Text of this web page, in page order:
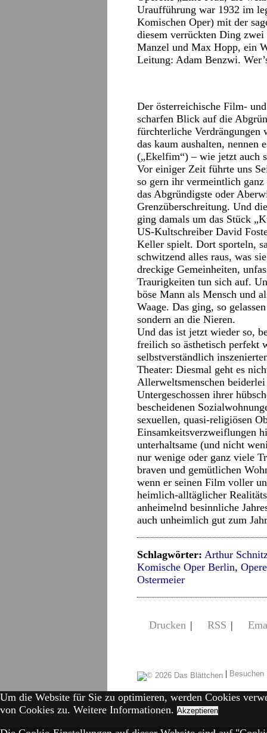
Uraufführung war 1932 im
Komischen Oper) mit der
diesem verrückten Ding
Manzel und Max Hopp, ein
Leitung: Adam Benzwi.
Der österreichische Film-
scharfen Blick auf die
fürchterliche Verdrängungen
das kaum aushalten, nennen
(„Ekelfim“) – wie jetzt auch
Vor einiger Zeit führte uns
so gern ihr vermeintlich ganz
das Abgründigste oder
Grenzüberschreitung. Und
ging damals um das Stück
US-Kultschreiber David
Keller spielt. Dort sporteln,
schwitzend alles raus, was
dreckige Gemeinheiten,
Traurigkeiten tun sich auf.
böse Mann als Mensch und
Waage. Das ging, so
sondern an die Nieren.
Und das ist jetzt wieder so,
freilich so ästhetisch perfekt
selbstverständlich
Theater: Diesmal geht es
Allerweltsmenschen
Untergeschossen ihrer
bescheidenen
sexuellen, quasi-religiösen
Einsamkeitsverzweiflungen
unterhaltsame (und nicht
nur wenige oder ganz viele
braven und gemütlichen
wenn er seinen Film voller
heimlich-alltäglicher
anheimelnd besinnliche
auch unheimlich gut zum
Schlagwörter: Arthur
Komische Oper Berlin,
Ostermeier
Drucken | RSS |
|
Um die Website für Sie zu optimieren, werden Cookies
von Cookies zu. Weitere Informationen. Akzeptieren